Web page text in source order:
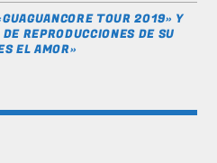
TOUR 2019» Y
REPRODUCCIONES DE SU
EL AMOR»